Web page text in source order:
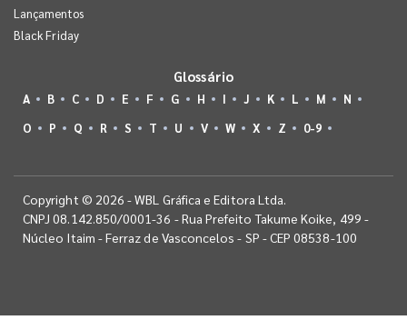
Lançamentos
Black Friday
Glossário
A B C D E F G H I J K L M
N
O
P Q R S T U V W X Z 0-9
Copyright © 2026 - WBL Gráfica e Editora Ltda.
CNPJ 08.142.850/0001-36 - Rua Prefeito Takume Koike, 499 -
Núcleo Itaim - Ferraz de Vasconcelos - SP - CEP 08538-100